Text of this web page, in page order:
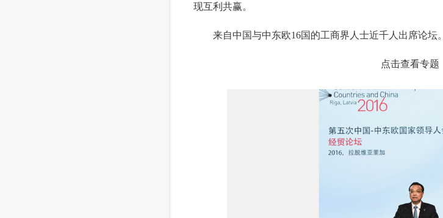
现互利共赢。
来自中国与中东欧16国的工商界人士近千人出席论坛。
点击查看专题